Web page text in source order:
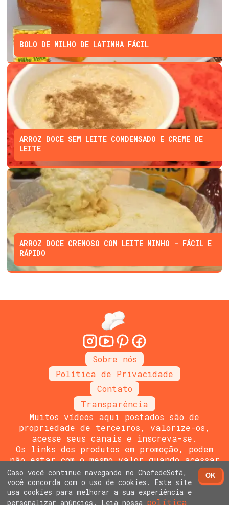
BOLO DE MILHO DE LATINHA FÁCIL
ARROZ DOCE SEM LEITE CONDENSADO E CREME DE
LEITE
ARROZ DOCE CREMOSO COM LEITE NINHO - FÁCIL E
RÁPIDO
Caso você continue navegando no ChefedeSofá,
você concorda com o uso de cookies. Este site
usa cookies para melhorar a sua experiência e
personalizar anúncios. Leia nossa política
OK
Sobre nós
Política de Privacidade
Contato
Transparência
Muitos vídeos aqui postados são de
propriedade de terceiros, valorize-os,
acesse seus canais e inscreva-se.
Os links dos produtos em promoção, podem
não estar com o mesmo valor quando acessar
o link do vendedor, por se tratar de links
promocionais
Site desenvolvido por Pablo Santos
Copyright 2024 - Chef de Sofá - Todos os